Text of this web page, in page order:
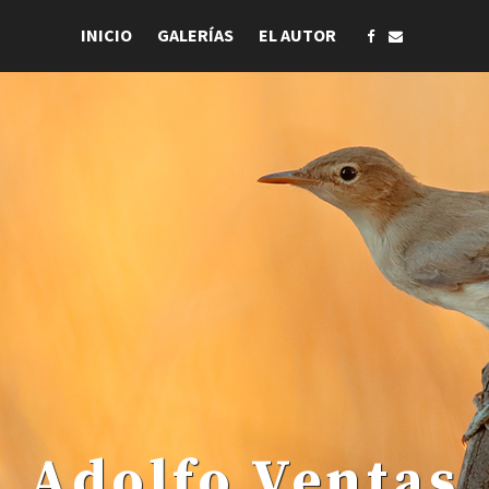
INICIO GALERÍAS EL AUTOR